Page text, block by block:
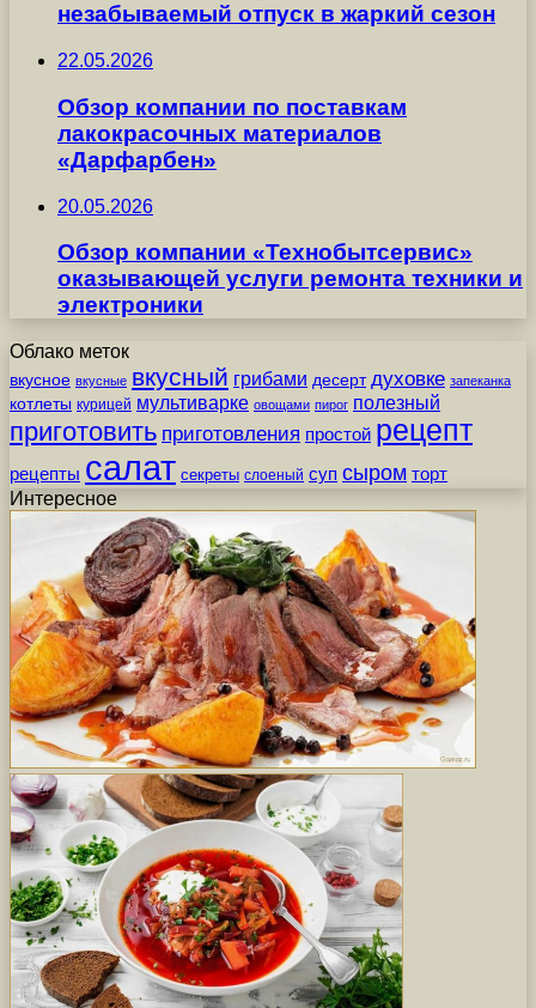
незабываемый отпуск в жаркий сезон
22.05.2026
Обзор компании по поставкам
лакокрасочных материалов
«Дарфарбен»
20.05.2026
Обзор компании «Технобытсервис»
оказывающей услуги ремонта техники и
электроники
Облако меток
вкусное вкусные вкусный грибами десерт духовке запеканка
котлеты курицей мультиварке овощами пирог полезный
приготовить приготовления простой рецепт
рецепты салат секреты слоеный суп сыром торт
Интересное